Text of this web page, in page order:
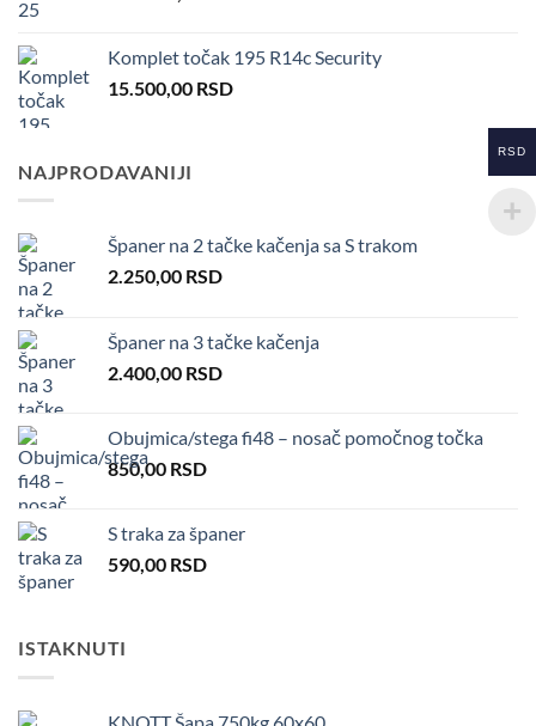
Komplet točak 195 R14c Security
15.500,00 RSD
NAJPRODAVANIJI
Španer na 2 tačke kačenja sa S trakom
2.250,00 RSD
Španer na 3 tačke kačenja
2.400,00 RSD
Obujmica/stega fi48 – nosač pomočnog točka
850,00 RSD
S traka za španer
590,00 RSD
ISTAKNUTI
KNOTT Šapa 750kg 60x60
RSD